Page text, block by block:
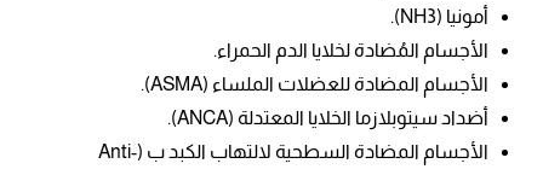
أمونيا (NH3).
الأجسام المُضادة لخلايا الدم الحمراء.
الأجسام المضادة للعضلات الملساء (ASMA).
أضداد سيتوبلازما الخلايا المعتدلة (ANCA).
الأجسام المضادة السطحية لالتهاب الكبد ب (Anti-